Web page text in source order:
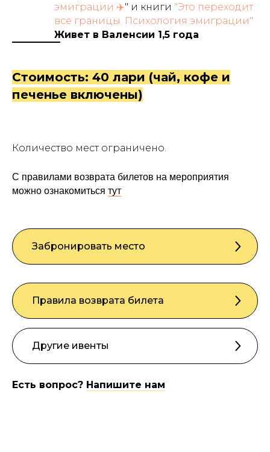
эмиграции ✈️" и книги "Это переходит
все границы. Психология эмиграции"
Живет в Валенсии 1,5 года
Стоимость: 40 лари (чай, кофе и
печенье включены)
Количество мест ограничено.
С правилами возврата билетов на мероприятия
можно ознакомиться тут
Забронировать место
Правила возврата билета
Другие ивенты
Есть вопрос? Напишите нам